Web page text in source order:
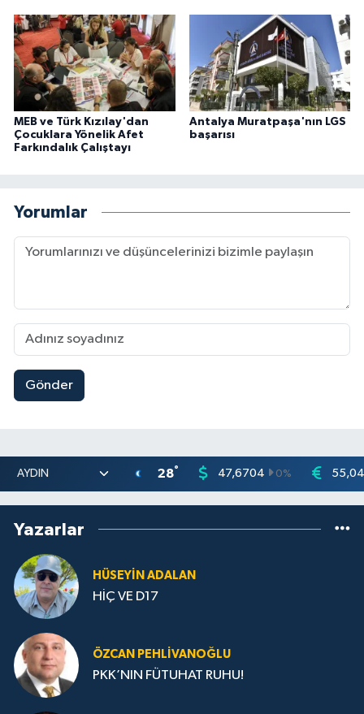
MEB ve Türk Kızılay'dan
Çocuklara Yönelik Afet
Farkındalık Çalıştayı
Antalya Muratpaşa'nın LGS
başarısı
Yorumlar
Gönder
28° 47,6704 0%
Yazarlar
HÜSEYIN ADALAN
HİÇ VE D17
ÖZCAN PEHLIVANOĞLU
PKK’NIN FÜTUHAT RUHU!